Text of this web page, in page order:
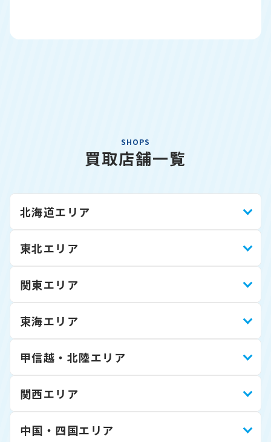
SHOPS
買取店舗一覧
北海道エリア
東北エリア
関東エリア
東海エリア
甲信越・北陸エリア
関西エリア
中国・四国エリア